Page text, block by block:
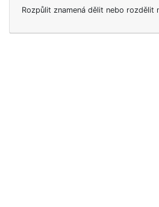
Rozpůlit znamená dělit nebo rozdělit